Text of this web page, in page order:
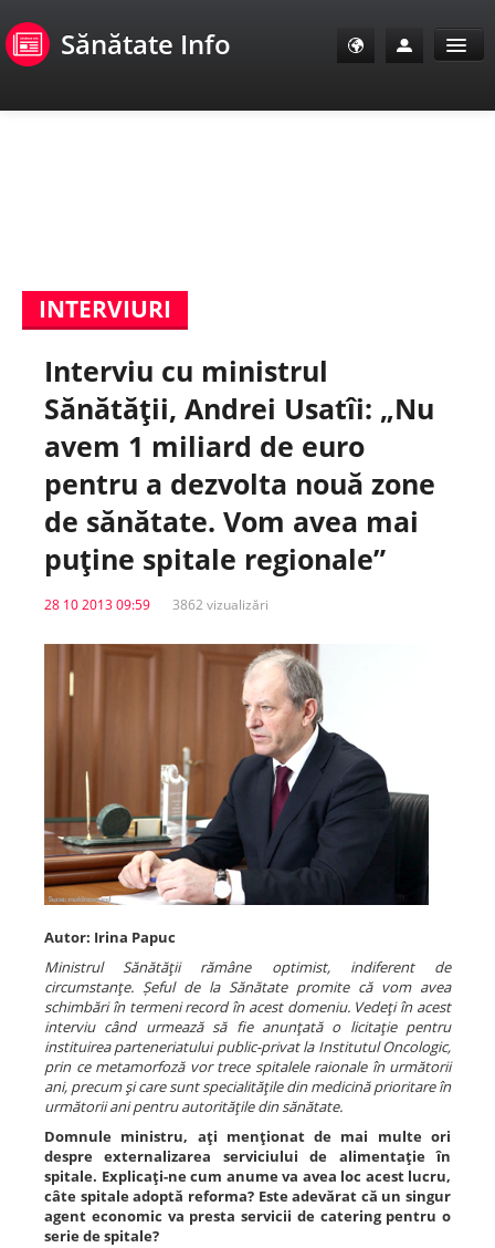
Sănătate Info
E-Sănătate Pacienți
E-Sănătate Medici
E-Sănătate Instituții
Tuberculoza Info
Spitale.MD
Centrul PAS
Școala E-Sănătate
INTERVIURI
Interviu cu ministrul
Sănătăţii, Andrei Usatîi: „Nu
avem 1 miliard de euro
pentru a dezvolta nouă zone
de sănătate. Vom avea mai
puţine spitale regionale”
28 10 2013 09:59 3862 vizualizări
Autor: Irina Papuc
Ministrul Sănătăţii rămâne optimist, indiferent de
circumstanţe. Șeful de la Sănătate promite că vom avea
schimbări în termeni record în acest domeniu. Vedeţi în acest
interviu când urmează să fie anunţată o licitaţie pentru
instituirea parteneriatului public-privat la Institutul Oncologic,
prin ce metamorfoză vor trece spitalele raionale în următorii
ani, precum şi care sunt specialităţile din medicină prioritare în
următorii ani pentru autorităţile din sănătate.
Domnule ministru, aţi menţionat de mai multe ori
despre externalizarea serviciului de alimentaţie în
spitale. Explicaţi-ne cum anume va avea loc acest lucru,
câte spitale adoptă reforma? Este adevărat că un singur
agent economic va presta servicii de catering pentru o
serie de spitale?